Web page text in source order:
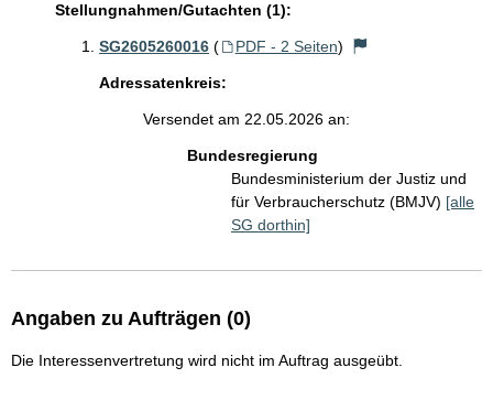
Stellungnahmen/Gutachten (1):
SG2605260016 ( PDF - 2 Seiten)
Adressatenkreis:
Versendet am 22.05.2026 an:
Bundesregierung
Bundesministerium der Justiz und
für Verbraucherschutz (BMJV) [alle
SG dorthin]
Angaben zu Aufträgen (0)
Die Interessenvertretung wird nicht im Auftrag ausgeübt.